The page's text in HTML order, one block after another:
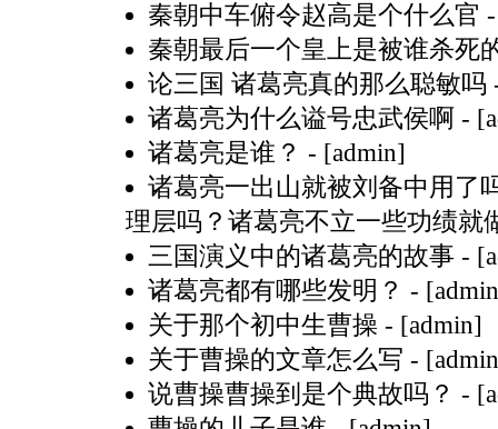
秦朝中车俯令赵高是个什么官
秦朝最后一个皇上是被谁杀死
论三国 诸葛亮真的那么聪敏吗
诸葛亮为什么谥号忠武侯啊 -
诸葛亮是谁？ - [admin]
诸葛亮一出山就被刘备中用了
理层吗？诸葛亮不立一些功绩就
三国演义中的诸葛亮的故事 -
诸葛亮都有哪些发明？ -
关于那个初中生曹操 - [admin]
关于曹操的文章怎么写 -
说曹操曹操到是个典故吗？ -